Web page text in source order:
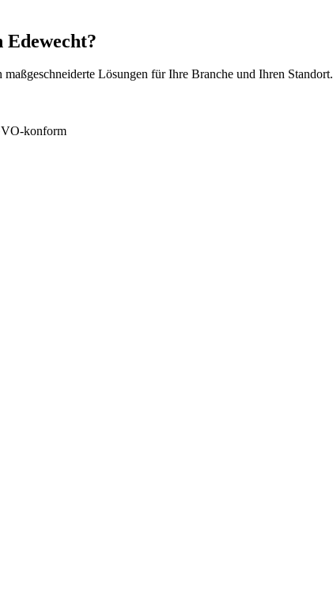
Lösungen für Ihre Branche und Ihren Standort.
konform